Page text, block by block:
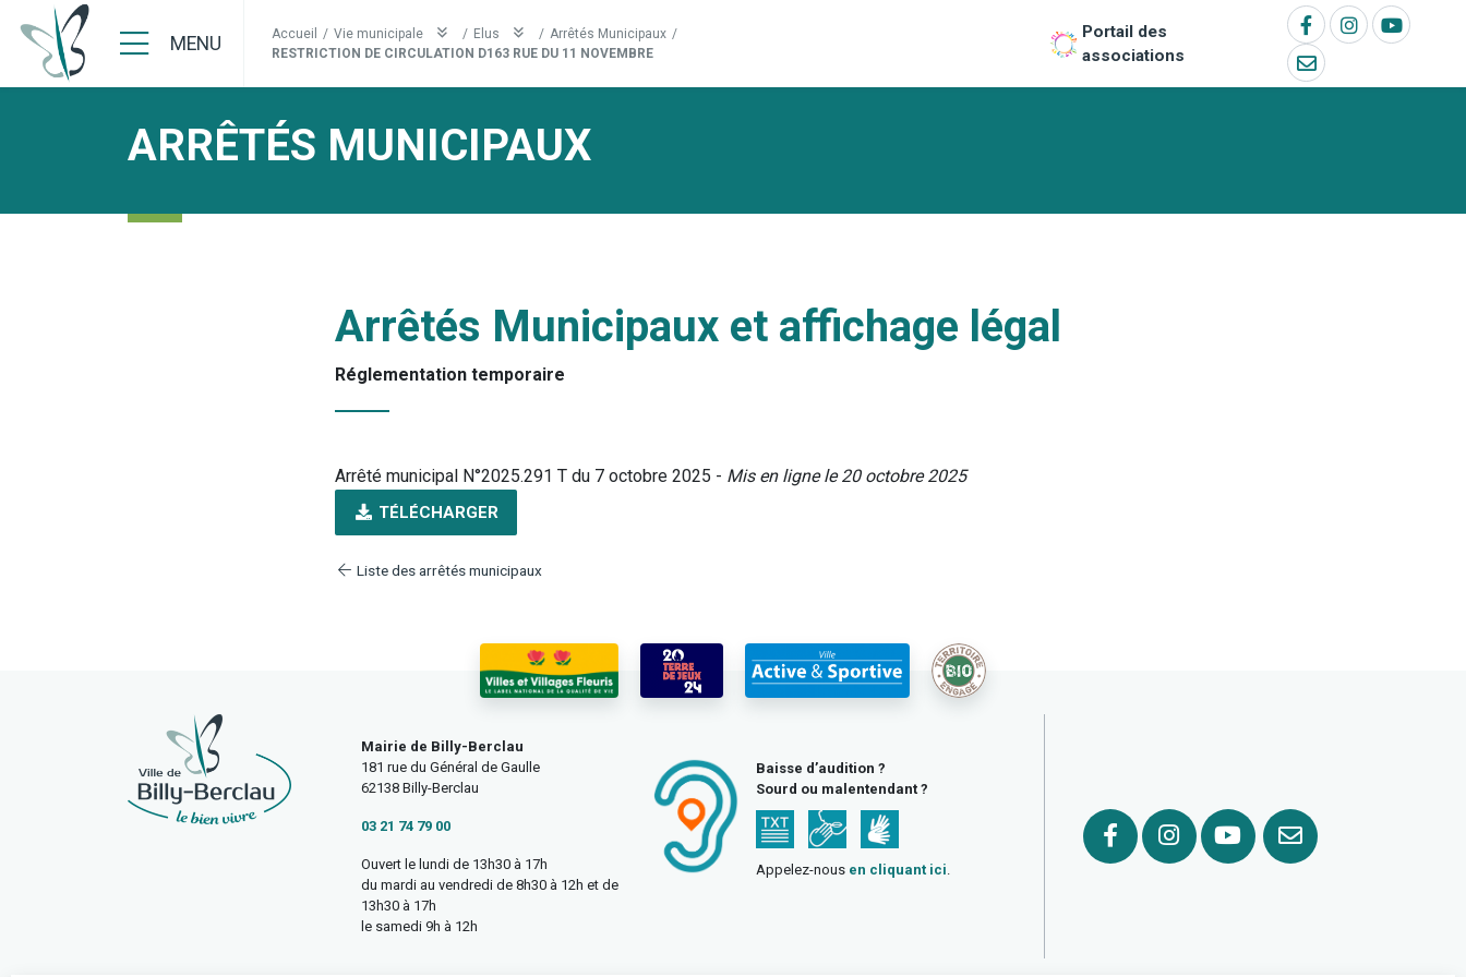
MENU Accueil / Vie municipale / Elus / Arrêtés Municipaux /
RESTRICTION DE CIRCULATION D163 RUE DU 11 NOVEMBRE
Portail des
associations
ARRÊTÉS MUNICIPAUX
Arrêtés Municipaux et affichage légal
Réglementation temporaire
Arrêté municipal N°2025.291 T du 7 octobre 2025 - Mis en ligne le 20 octobre 2025
TÉLÉCHARGER
Liste des arrêtés municipaux
Mairie de Billy-Berclau
181 rue du Général de Gaulle
62138 Billy-Berclau
03 21 74 79 00
Ouvert le lundi de 13h30 à 17h
du mardi au vendredi de 8h30 à 12h et de
13h30 à 17h
le samedi 9h à 12h
Baisse d’audition ?
Sourd ou malentendant ?
Appelez-nous en cliquant ici.